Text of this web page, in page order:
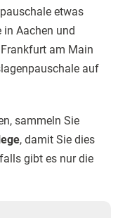
etwas
in Aachen und
am Main
auf
sammeln Sie
, damit Sie dies
gibt es nur die